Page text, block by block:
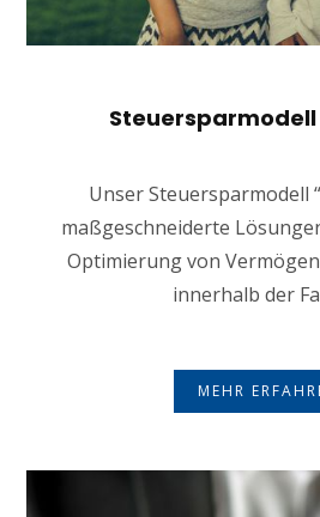
Steuersparmodell
Unser Steuersparmodell
maßgeschneiderte
Optimierung von
innerhalb der
MEHR